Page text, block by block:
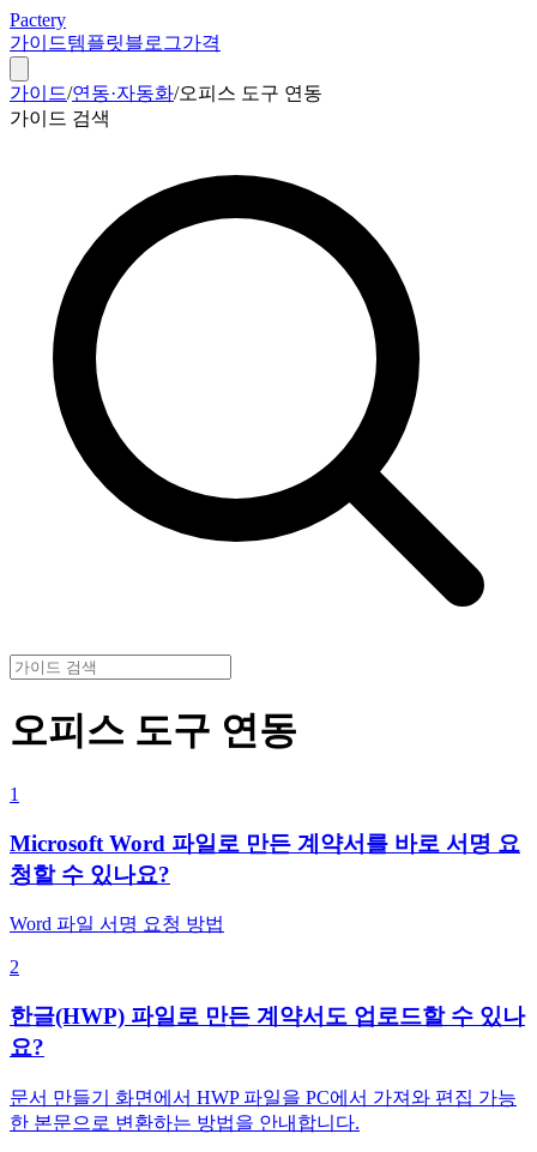
Pactery
가이드템플릿블로그가격
가이드/연동·자동화/오피스 도구 연동
가이드 검색
오피스 도구 연동
1
Microsoft Word 파일로 만든 계약서를 바로 서명 요
청할 수 있나요?
Word 파일 서명 요청 방법
2
한글(HWP) 파일로 만든 계약서도 업로드할 수 있나
요?
문서 만들기 화면에서 HWP 파일을 PC에서 가져와 편집 가능
한 본문으로 변환하는 방법을 안내합니다.